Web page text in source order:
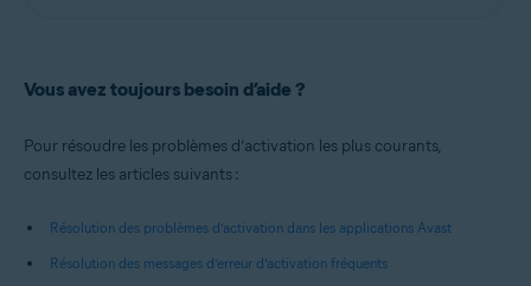
Vous avez toujours besoin d’aide ?
Pour résoudre les problèmes d’activation les plus courants,
consultez les articles suivants :
Résolution des problèmes d’activation dans les applications Avast
Résolution des messages d’erreur d’activation fréquents